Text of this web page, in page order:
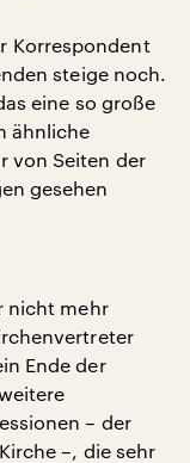
Korrespondent
steige noch.
eine so große
ähnliche
von Seiten der
gesehen
nicht mehr
Ende der
– der
–, die sehr